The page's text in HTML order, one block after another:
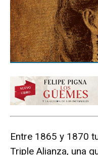
Entre 1865 y 1870
Triple Alianza, una